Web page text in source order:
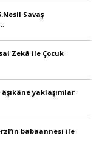
Savaş
Zekâ ile Çocuk
yaklaşımlar
babaannesi ile